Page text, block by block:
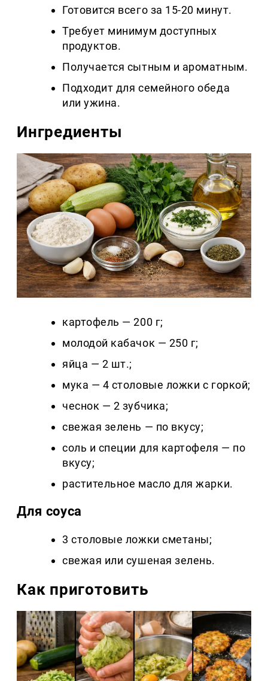
Готовится всего за 15-20 минут.
Требует минимум доступных
продуктов.
Получается сытным и ароматным.
Подходит для семейного обеда
или ужина.
Ингредиенты
картофель — 200 г;
молодой кабачок — 250 г;
яйца — 2 шт.;
мука — 4 столовые ложки с горкой;
чеснок — 2 зубчика;
свежая зелень — по вкусу;
соль и специи для картофеля — по
вкусу;
растительное масло для жарки.
Для соуса
3 столовые ложки сметаны;
свежая или сушеная зелень.
Как приготовить